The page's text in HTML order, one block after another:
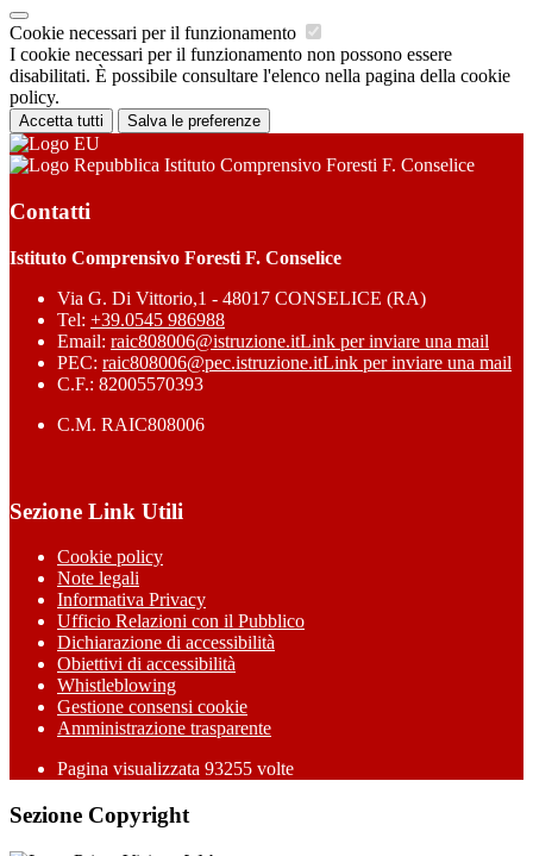
Cookie necessari per il funzionamento
I cookie necessari per il funzionamento non possono essere
disabilitati. È possibile consultare l'elenco nella pagina della cookie
policy.
Accetta tutti Salva le preferenze
Istituto Comprensivo Foresti F. Conselice
Contatti
Istituto Comprensivo Foresti F. Conselice
Via G. Di Vittorio,1 - 48017 CONSELICE (RA)
Tel: +39.0545 986988
Email: raic808006@istruzione.itLink per inviare una mail
PEC: raic808006@pec.istruzione.itLink per inviare una mail
C.F.: 82005570393
C.M. RAIC808006
Sezione Link Utili
Cookie policy
Note legali
Informativa Privacy
Ufficio Relazioni con il Pubblico
Dichiarazione di accessibilità
Obiettivi di accessibilità
Whistleblowing
Gestione consensi cookie
Amministrazione trasparente
Pagina visualizzata 93255 volte
Sezione Copyright